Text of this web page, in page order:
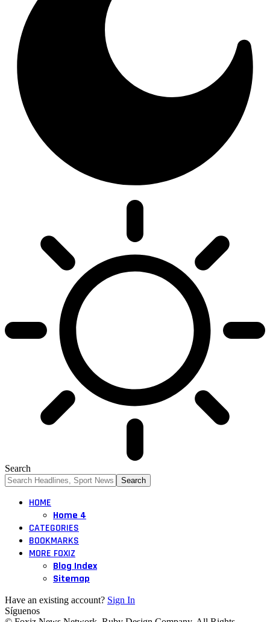
Search
HOME
Home 4
CATEGORIES
BOOKMARKS
MORE FOXIZ
Blog Index
Sitemap
Have an existing account? Sign In
Síguenos